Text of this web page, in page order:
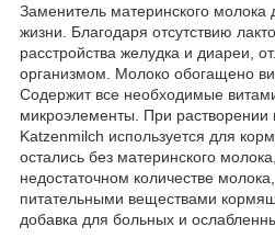
Заменитель материнского молока
жизни. Благодаря отсутствию
расстройства желудка и диареи,
организмом. Молоко обогащено
Содержит все необходимые
микроэлементы. При растворении
Katzenmilch используется для
остались без материнского
недостаточном количестве
питательными веществами
добавка для больных и